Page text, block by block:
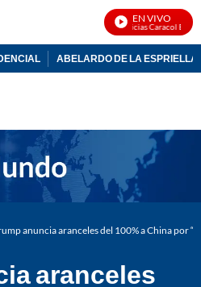
EN VIVO
Noticias Caracol En Vivo
ABELARDO DE LA ESPRIELLA
anuncia aranceles del 100% a China por
aranceles